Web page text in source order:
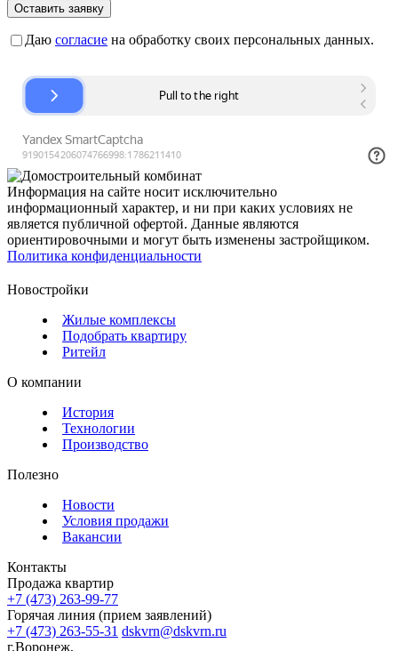
Оставить заявку
Даю согласие на обработку своих персональных данных.
Информация на сайте носит исключительно
информационный характер, и ни при каких условиях не
является публичной офертой. Данные являются
ориентировочными и могут быть изменены застройщиком.
Политика конфиденциальности
Новостройки
Жилые комплексы
Подобрать квартиру
Ритейл
О компании
История
Технологии
Производство
Полезно
Новости
Условия продажи
Вакансии
Контакты
Продажа квартир
+7 (473) 263-99-77
Горячая линия (прием заявлений)
+7 (473) 263-55-31 dskvrn@dskvrn.ru
г.Воронеж,